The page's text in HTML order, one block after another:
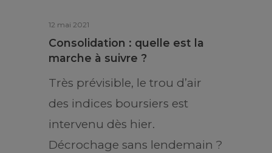
12 mai 2021
Consolidation : quelle est la
marche à suivre ?
Très prévisible, le trou d’air
des indices boursiers est
intervenu dès hier.
Décrochage sans lendemain ?